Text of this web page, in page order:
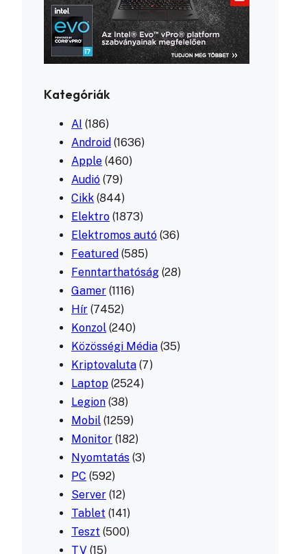
Kategóriák
AI (186)
Android (1636)
Apple (460)
Audió (79)
Cikk (844)
Elektro (1873)
Elektromos autó (36)
Featured (585)
Fenntarthatóság (28)
Gamer (1116)
Hír (7452)
Konzol (240)
Közösségi Média (35)
Kriptovaluta (7)
Laptop (2524)
Legion (38)
Mobil (1259)
Monitor (182)
Nyomtatás (3)
PC (592)
Server (12)
Tablet (141)
Teszt (500)
TV (15)